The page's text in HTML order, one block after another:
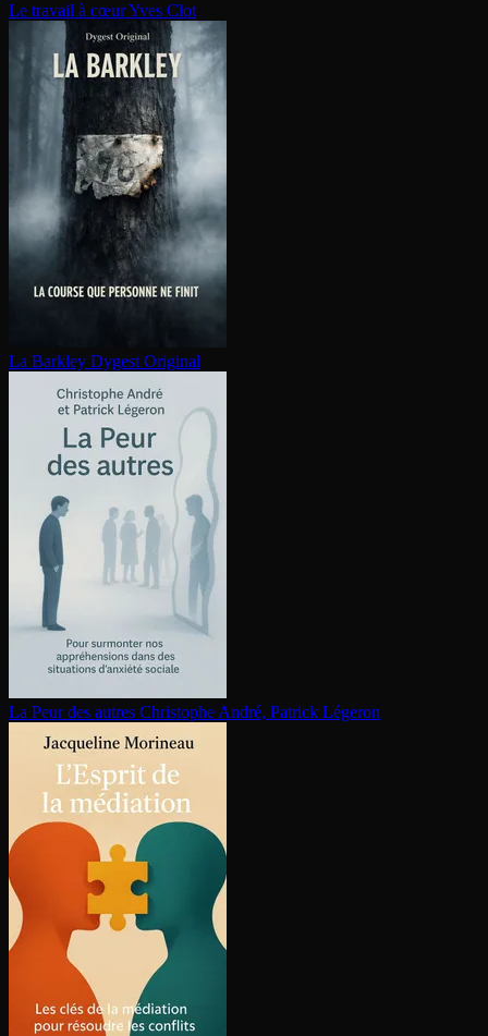
Le travail à cœurYves Clot
La Barkley Dygest Original
La Peur des autres Christophe André, Patrick Légeron